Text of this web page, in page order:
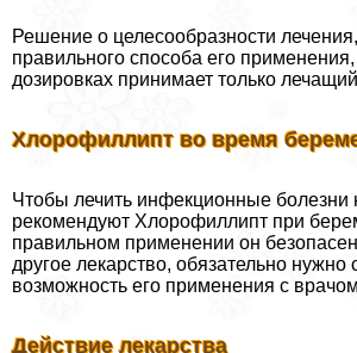
Решение о целесообразности
правильного способа его
дозировках принимает только
Хлорофиллипт во время
Чтобы лечить инфекционные болезни
рекомендуют Хлорофиллипт при
правильном применении он
другое лекарство, обязательно нужно
возможность его применения с
Действие лекарства